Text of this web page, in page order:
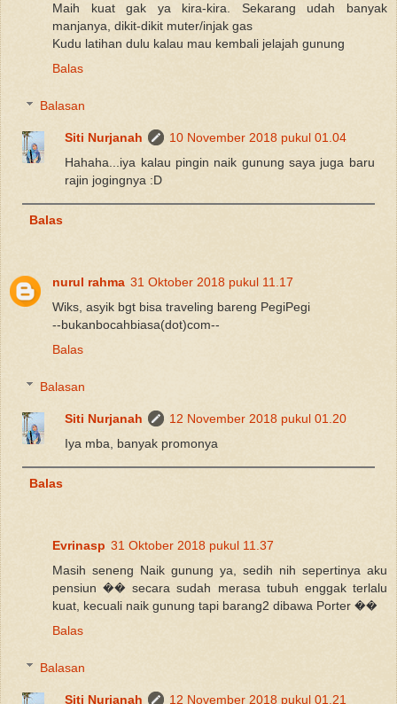
Maih kuat gak ya kira-kira. Sekarang udah banyak
manjanya, dikit-dikit muter/injak gas
Kudu latihan dulu kalau mau kembali jelajah gunung
Balas
Balasan
Siti Nurjanah
10 November 2018 pukul 01.04
Hahaha...iya kalau pingin naik gunung saya juga baru
rajin jogingnya :D
Balas
nurul rahma 31 Oktober 2018 pukul 11.17
Wiks, asyik bgt bisa traveling bareng PegiPegi
--bukanbocahbiasa(dot)com--
Balas
Balasan
Siti Nurjanah
12 November 2018 pukul 01.20
Iya mba, banyak promonya
Balas
Evrinasp 31 Oktober 2018 pukul 11.37
Masih seneng Naik gunung ya, sedih nih sepertinya aku
pensiun �� secara sudah merasa tubuh enggak terlalu
kuat, kecuali naik gunung tapi barang2 dibawa Porter ��
Balas
Balasan
Siti Nurjanah 12 November 2018 pukul 01.21